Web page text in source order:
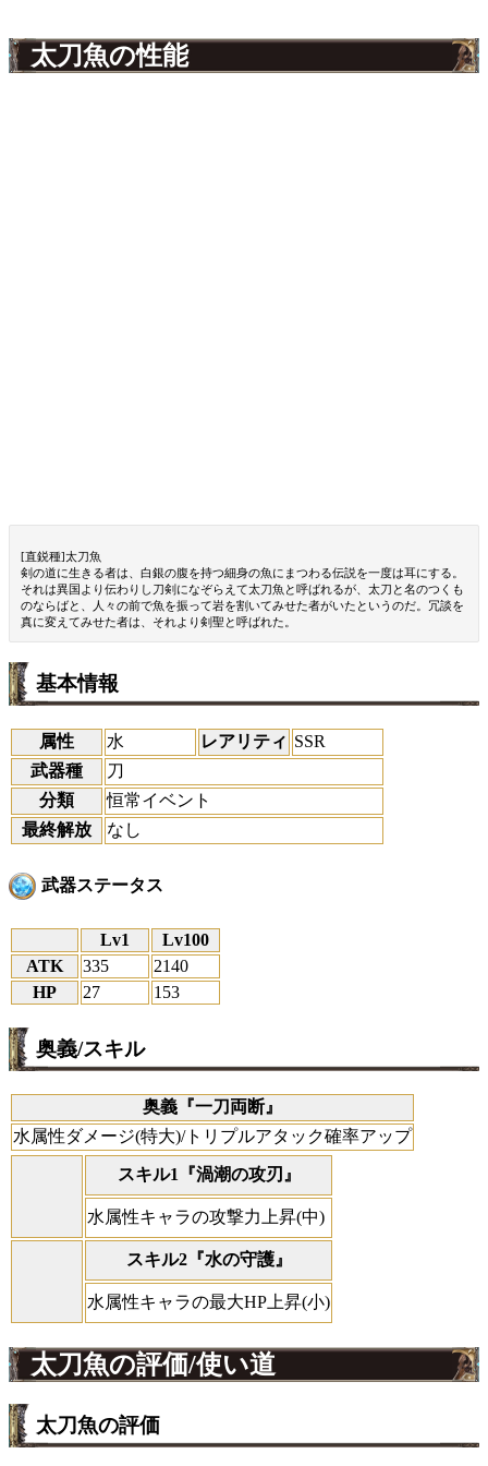
太刀魚の性能
[直鋭種]太刀魚
剣の道に生きる者は、白銀の腹を持つ細身の魚にまつわる伝説を一度は耳にする。
それは異国より伝わりし刀剣になぞらえて太刀魚と呼ばれるが、太刀と名のつくも
のならばと、人々の前で魚を振って岩を割いてみせた者がいたというのだ。冗談を
真に変えてみせた者は、それより剣聖と呼ばれた。
基本情報
属性 水 レアリティ SSR
武器種
刀
分類
恒常イベント
最終解放
なし
武器ステータス
Lv1
Lv100
ATK
335
2140
HP
27 153
奥義/スキル
奥義『一刀両断』
水属性ダメージ(特大)/トリプルアタック確率アップ
スキル1『渦潮の攻刃』
水属性キャラの攻撃力上昇(中)
スキル2『水の守護』
水属性キャラの最大HP上昇(小)
太刀魚の評価/使い道
太刀魚の評価